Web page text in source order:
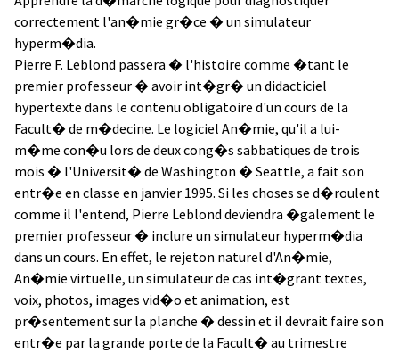
correctement l'an�mie gr�ce � un simulateur
hyperm�dia.
Pierre F. Leblond passera � l'histoire comme �tant le
premier professeur � avoir int�gr� un didacticiel
hypertexte dans le contenu obligatoire d'un cours de la
Facult� de m�decine. Le logiciel An�mie, qu'il a lui-
m�me con�u lors de deux cong�s sabbatiques de trois
mois � l'Universit� de Washington � Seattle, a fait son
entr�e en classe en janvier 1995. Si les choses se d�roulent
comme il l'entend, Pierre Leblond deviendra �galement le
premier professeur � inclure un simulateur hyperm�dia
dans un cours. En effet, le rejeton naturel d'An�mie,
An�mie virtuelle, un simulateur de cas int�grant textes,
voix, photos, images vid�o et animation, est
pr�sentement sur la planche � dessin et il devrait faire son
entr�e par la grande porte de la Facult� au trimestre